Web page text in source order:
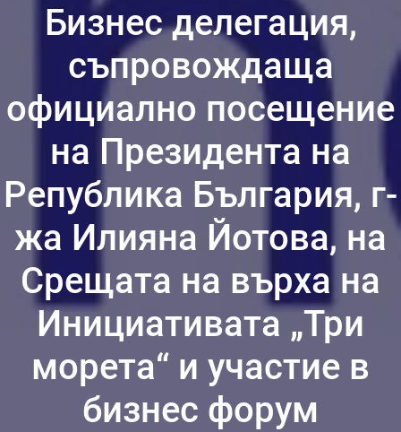
Бизнес делегация,
съпровождаща
официално посещение
на Президента на
Република България, г-
жа Илияна Йотова, на
Срещата на върха на
Инициативата „Три
морета“ и участие в
бизнес форум